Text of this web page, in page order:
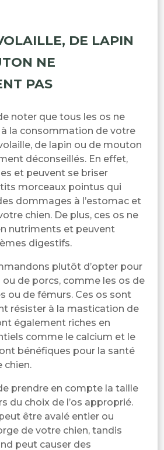
DE LAPIN
NE
PAS
noter que tous les os ne
la consommation de votre
de lapin ou de mouton
déconseillés. En effet,
et peuvent se briser
morceaux pointus qui
dommages à l’estomac et
chien. De plus, ces os ne
nutriments et peuvent
digestifs.
plutôt d’opter pour
de porcs, comme les os de
ou de fémurs. Ces os sont
résister à la mastication de
également riches en
comme le calcium et le
bénéfiques pour la santé
chien.
prendre en compte la taille
du choix de l’os approprié.
être avalé entier ou
de votre chien, tandis
peut causer des